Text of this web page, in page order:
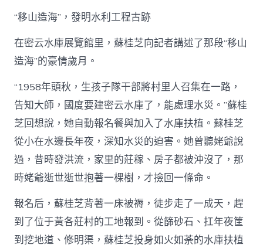
“移山造海”，發明水利工程古跡
在密云水庫展覽館里，蘇桂芝向記者講述了那段“移山
造海”的豪情歲月。
“1958年頭秋，生孩子隊干部將村里人召集在一路，
告知大師，國度要建密云水庫了，能處理水災。”蘇桂
芝回想說，她自動報名餐與加入了水庫扶植。蘇桂芝
從小在水邊長年夜，深知水災的迫害。她曾聽姥爺說
過，昔時發洪流，家里的莊稼、房子都被沖沒了，那
時姥爺逝世逝世抱著一棵樹，才撿回一條命。
報名后，蘇桂芝背著一床被褥，徒步走了一成天，趕
到了位于黃各莊村的工地報到。從篩砂石、扛年夜筐
到挖地道、修明渠，蘇桂芝投身如火如荼的水庫扶植